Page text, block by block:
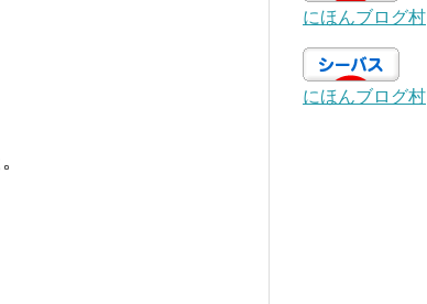
にほんブログ村
にほんブログ村